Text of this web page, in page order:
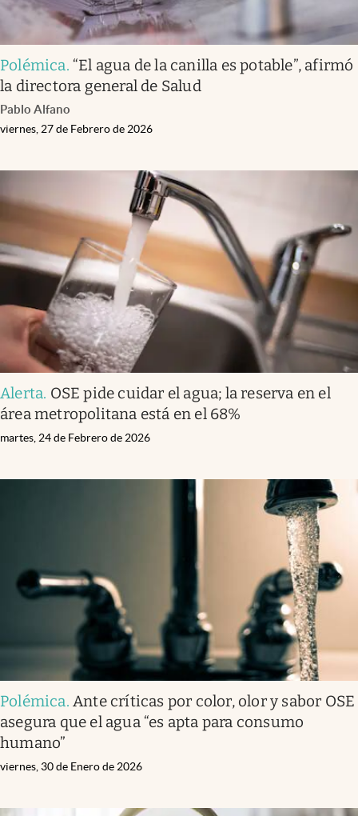
Polémica.“El agua de la canilla es potable”, afirmó
la directora general de Salud
Pablo Alfano
viernes, 27 de Febrero de 2026
Alerta. OSE pide cuidar el agua; la reserva en el
área metropolitana está en el 68%
martes, 24 de Febrero de 2026
Polémica.Ante críticas por color, olor y sabor OSE
asegura que el agua “es apta para consumo
humano”
viernes, 30 de Enero de 2026